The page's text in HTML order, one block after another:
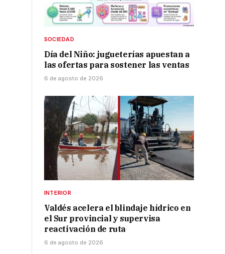
SOCIEDAD
Día del Niño: jugueterías apuestan a
las ofertas para sostener las ventas
6 de agosto de 2026
INTERIOR
Valdés acelera el blindaje hídrico en
el Sur provincial y supervisa
reactivación de ruta
6 de agosto de 2026